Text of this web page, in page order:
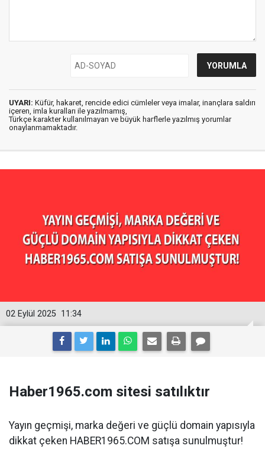
UYARI: Küfür, hakaret, rencide edici cümleler veya imalar, inançlara saldırı
içeren, imla kuralları ile yazılmamış,
Türkçe karakter kullanılmayan ve büyük harflerle yazılmış yorumlar
onaylanmamaktadır.
11:34
02 Eylül 2025
Haber1965.com sitesi satılıktır
Yayın geçmişi, marka değeri ve güçlü domain yapısıyla
dikkat çeken HABER1965.COM satışa sunulmuştur!